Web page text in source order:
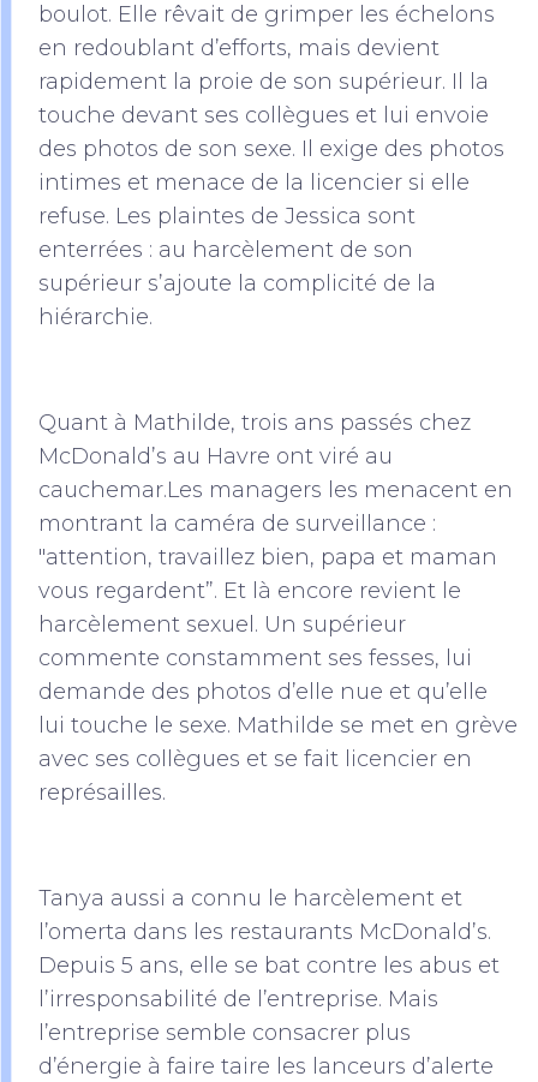
boulot. Elle rêvait de grimper les échelons
en redoublant d’efforts, mais devient
rapidement la proie de son supérieur. Il la
touche devant ses collègues et lui envoie
des photos de son sexe. Il exige des photos
intimes et menace de la licencier si elle
refuse. Les plaintes de Jessica sont
enterrées : au harcèlement de son
supérieur s’ajoute la complicité de la
hiérarchie.
Quant à Mathilde, trois ans passés chez
McDonald’s au Havre ont viré au
cauchemar.Les managers les menacent en
montrant la caméra de surveillance :
"attention, travaillez bien, papa et maman
vous regardent”. Et là encore revient le
harcèlement sexuel. Un supérieur
commente constamment ses fesses, lui
demande des photos d’elle nue et qu’elle
lui touche le sexe. Mathilde se met en grève
avec ses collègues et se fait licencier en
représailles.
Tanya aussi a connu le harcèlement et
l’omerta dans les restaurants McDonald’s.
Depuis 5 ans, elle se bat contre les abus et
l’irresponsabilité de l’entreprise. Mais
l’entreprise semble consacrer plus
d’énergie à faire taire les lanceurs d’alerte